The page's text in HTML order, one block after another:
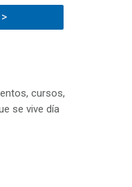
cursos,
se vive día